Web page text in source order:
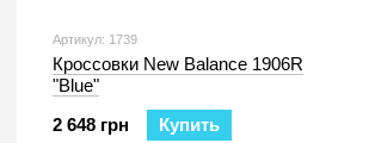
Артикул: 1739
Кроссовки New Balance 1906R
"Blue"
2 648 грн
Купить